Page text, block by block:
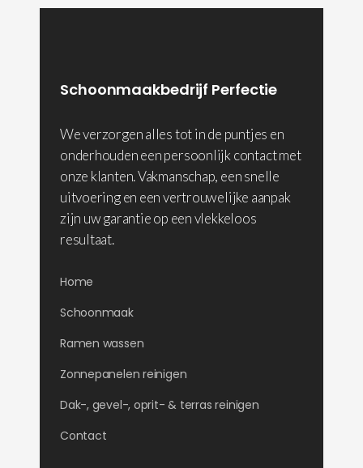
Schoonmaakbedrijf Perfectie
We verzorgen alles tot in de puntjes en
onderhouden een persoonlijk contact met
onze klanten. Vakmanschap, een snelle
uitvoering en een vertrouwelijke aanpak
zijn uw garantie op een vlekkeloos
resultaat.
Home
Schoonmaak
Ramen wassen
Zonnepanelen reinigen
Dak-, gevel-, oprit- & terras reinigen
Contact